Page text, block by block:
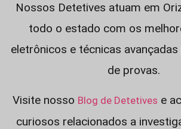
Nossos Detetives atuam em
todo o estado com os
eletrônicos e técnicas
de provas.
Visite nosso Blog de Detetives e
curiosos relacionados a